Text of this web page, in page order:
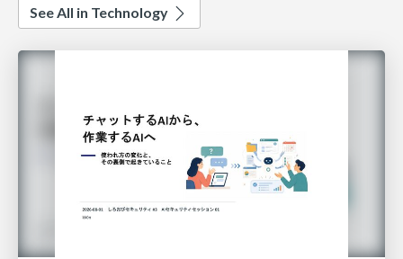
See All in Technology